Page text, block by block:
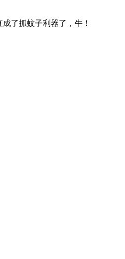
了抓蚊子利器了，牛！